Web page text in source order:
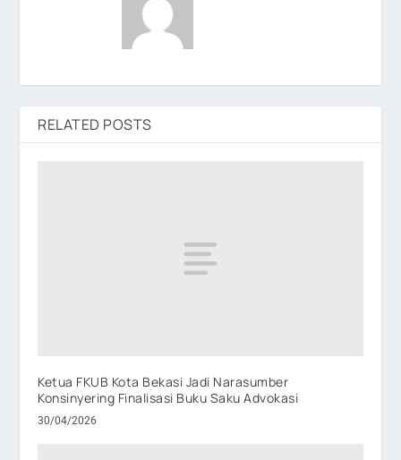
RELATED POSTS
Ketua FKUB Kota Bekasi Jadi Narasumber
Konsinyering Finalisasi Buku Saku Advokasi
30/04/2026